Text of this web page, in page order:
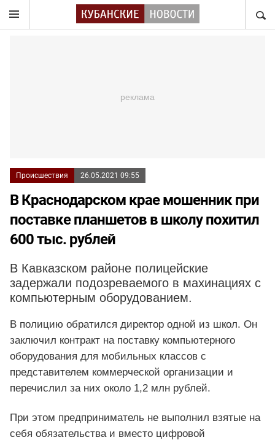
Происшествия 26.05.2021 09:55
В Краснодарском крае мошенник при
поставке планшетов в школу похитил
600 тыс. рублей
В Кавказском районе полицейские
задержали подозреваемого в махинациях с
компьютерным оборудованием.
В полицию обратился директор одной из школ. Он
заключил контракт на поставку компьютерного
оборудования для мобильных классов с
представителем коммерческой организации и
перечислил за них около 1,2 млн рублей.
При этом предприниматель не выполнил взятые на
себя обязательства и вместо цифровой